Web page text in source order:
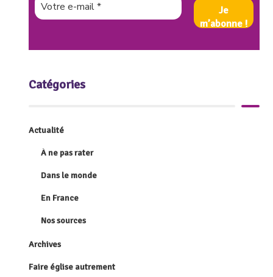
Catégories
Actualité
À ne pas rater
Dans le monde
En France
Nos sources
Archives
Faire église autrement